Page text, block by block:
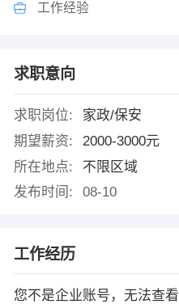
工作经验
求职意向
求职岗位:
家政/保安
期望薪资:
2000-3000元
所在地点:
不限区域
发布时间:
08-10
工作经历
您不是企业账号，无法查看